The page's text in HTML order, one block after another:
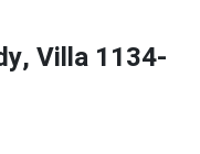
Villa 1134-